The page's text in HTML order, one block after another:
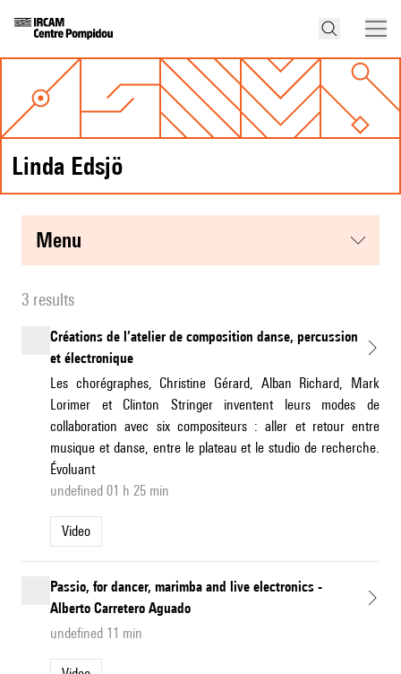
Linda Edsjö
menu
3 results
Créations de l’atelier de composition danse, percussion
et électronique
Les chorégraphes, Christine Gérard, Alban Richard, Mark
Lorimer et Clinton Stringer inventent leurs modes de
collaboration avec six compositeurs : aller et retour entre
musique et danse, entre le plateau et le studio de recherche.
Évoluant
undefined 01 h 25 min
Video
Passio, for dancer, marimba and live electronics -
Alberto Carretero Aguado
undefined 11 min